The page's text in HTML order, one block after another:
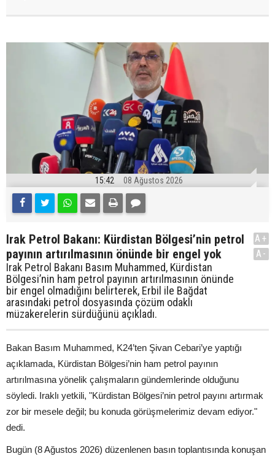
15:42 08 Ağustos 2026
Irak Petrol Bakanı: Kürdistan Bölgesi’nin petrol
payının artırılmasının önünde bir engel yok
Irak Petrol Bakanı Basım Muhammed, Kürdistan
Bölgesi’nin ham petrol payının artırılmasının önünde
bir engel olmadığını belirterek, Erbil ile Bağdat
arasındaki petrol dosyasında çözüm odaklı
müzakerelerin sürdüğünü açıkladı.
A+
A-
Bakan Basım Muhammed, K24’ten Şivan Cebari’ye yaptığı
açıklamada, Kürdistan Bölgesi’nin ham petrol payının
artırılmasına yönelik çalışmaların gündemlerinde olduğunu
söyledi. Iraklı yetkili, "Kürdistan Bölgesi’nin petrol payını artırmak
zor bir mesele değil; bu konuda görüşmelerimiz devam ediyor."
dedi.
Bugün (8 Ağustos 2026) düzenlenen basın toplantısında konuşan